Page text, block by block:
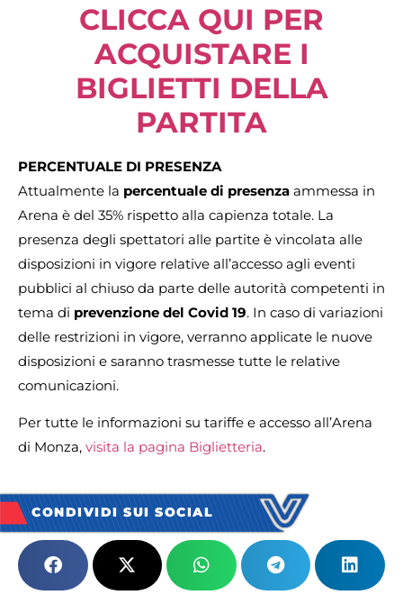
CLICCA QUI PER
ACQUISTARE I
BIGLIETTI DELLA
PARTITA
PERCENTUALE DI PRESENZA
Attualmente la percentuale di presenza ammessa in
Arena è del 35% rispetto alla capienza totale. La
presenza degli spettatori alle partite è vincolata alle
disposizioni in vigore relative all’accesso agli eventi
pubblici al chiuso da parte delle autorità competenti in
tema di prevenzione del Covid 19. In caso di variazioni
delle restrizioni in vigore, verranno applicate le nuove
disposizioni e saranno trasmesse tutte le relative
comunicazioni.
Per tutte le informazioni su tariffe e accesso all’Arena
di Monza, visita la pagina Biglietteria.
CONDIVIDI SUI SOCIAL